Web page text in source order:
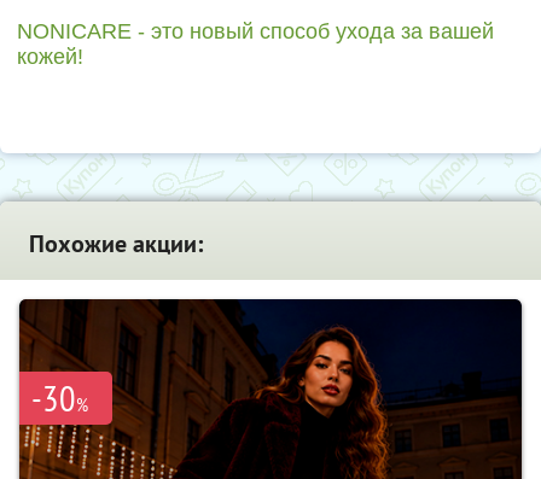
NONICARE - это новый способ ухода за вашей
кожей!
Похожие акции:
-30%